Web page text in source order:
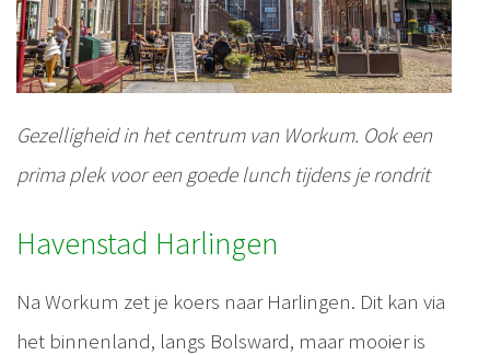
Gezelligheid in het centrum van Workum. Ook een
prima plek voor een goede lunch tijdens je rondrit
Havenstad Harlingen
Na Workum zet je koers naar Harlingen. Dit kan via
het binnenland, langs Bolsward, maar mooier is